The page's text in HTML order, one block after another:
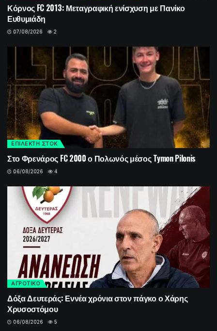
Κόρνος FC 2013: Μεταγραφική ενίσχυση με Πανίκο
Ευθυμιάδη
07/08/2026 2
ΕΠΙΛΕΚΤΗ ΣΤΟΚ
Στο Φρενάρος FC 2000 ο Πολωνός μέσος Tymon Pilonis
06/08/2026 4
ΑΓΡΟΤΙΚΟ
Δόξα Δευτεράς: Εννέα χρόνια στον πάγκο ο Χάρης
Χρυσοστόμου
06/08/2026 5